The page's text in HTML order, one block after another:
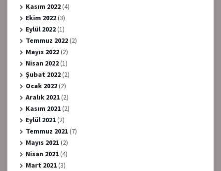
Kasım 2022(4)
Ekim 2022(3)
Eylül 2022(1)
Temmuz 2022(2)
Mayıs 2022(2)
Nisan 2022(1)
Şubat 2022(2)
Ocak 2022(2)
Aralık 2021(2)
Kasım 2021(2)
Eylül 2021(2)
Temmuz 2021(7)
Mayıs 2021(2)
Nisan 2021(4)
Mart 2021(3)